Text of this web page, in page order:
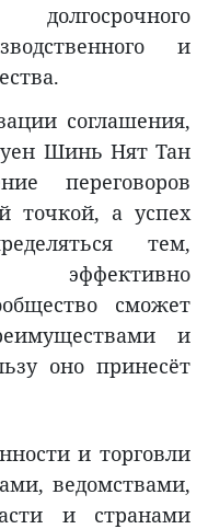
и
соглашения,
Шинь Нят Тан
переговоров
точкой, а успех
тем,
сможет
и
оно принесёт
и торговли
ведомствами,
и странами